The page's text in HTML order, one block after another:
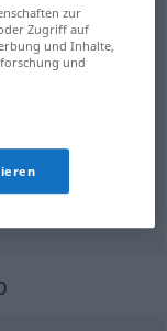
zur
Zugriff auf
und Inhalte,
und